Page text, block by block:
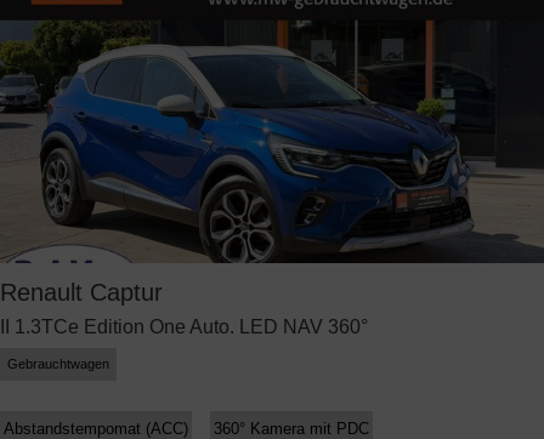
Renault Captur
II 1.3TCe Edition One Auto. LED NAV 360°
Gebrauchtwagen
Abstandstempomat (ACC) 360° Kamera mit PDC